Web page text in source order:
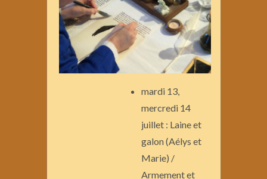
mardi 13,
mercredi 14
juillet : Laine et
galon (Aélys et
Marie) /
Armement et